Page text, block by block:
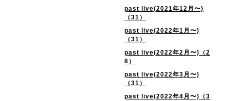
past live(2021年12月〜)
（31）
past live(2022年1月〜)
（31）
past live(2022年2月〜)（2
8）
past live(2022年3月〜)
（31）
past live(2022年4月〜)（3